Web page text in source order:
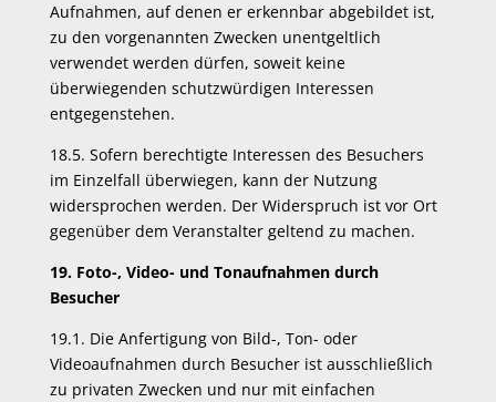
Aufnahmen, auf denen er erkennbar abgebildet ist,
zu den vorgenannten Zwecken unentgeltlich
verwendet werden dürfen, soweit keine
überwiegenden schutzwürdigen Interessen
entgegenstehen.
18.5. Sofern berechtigte Interessen des Besuchers
im Einzelfall überwiegen, kann der Nutzung
widersprochen werden. Der Widerspruch ist vor Ort
gegenüber dem Veranstalter geltend zu machen.
19. Foto-, Video- und Tonaufnahmen durch
Besucher
19.1. Die Anfertigung von Bild-, Ton- oder
Videoaufnahmen durch Besucher ist ausschließlich
zu privaten Zwecken und nur mit einfachen